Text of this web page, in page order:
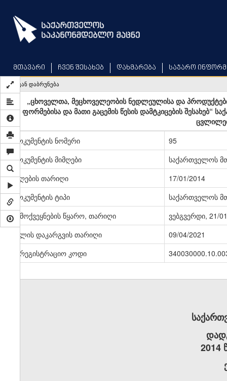
main
content
მთავარი ჩვენ შესახებ დახმარება საჯარო
უკან დაბრუნება
„ცხოველთა, მეცხოველეობის ნედლეულისა და
ფორმებისა და მათი გაცემის წესის დამტკიცების
დოკუმენტის ნომერი
95
დოკუმენტის მიმღები
საქართველოს
მიღების თარიღი
17/01/2014
დოკუმენტის ტიპი
საქართველოს
გამოქვეყნების წყარო, თარიღი
ვებგვერდი, 21/
ძალის დაკარგვის თარიღი
09/04/2021
სარეგისტრაციო კოდი
2014